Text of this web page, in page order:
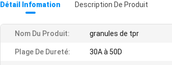
Détail Infomation Description De Produit
Nom Du Produit: granules de tpr
Plage De Dureté: 30A à 50D